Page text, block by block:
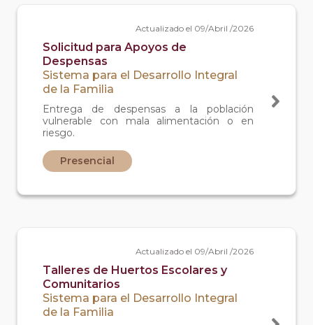
Actualizado el 09/Abril /2026
Solicitud para Apoyos de
Despensas
Sistema para el Desarrollo Integral
de la Familia
Entrega de despensas a la población
vulnerable con mala alimentación o en
riesgo.
Presencial
Actualizado el 09/Abril /2026
Talleres de Huertos Escolares y
Comunitarios
Sistema para el Desarrollo Integral
de la Familia